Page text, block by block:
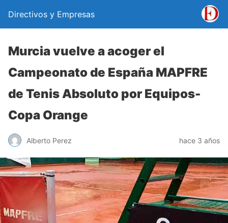
Directivos y Empresas
Murcia vuelve a acoger el
Campeonato de España MAPFRE
de Tenis Absoluto por Equipos-
Copa Orange
Alberto Perez hace 3 años